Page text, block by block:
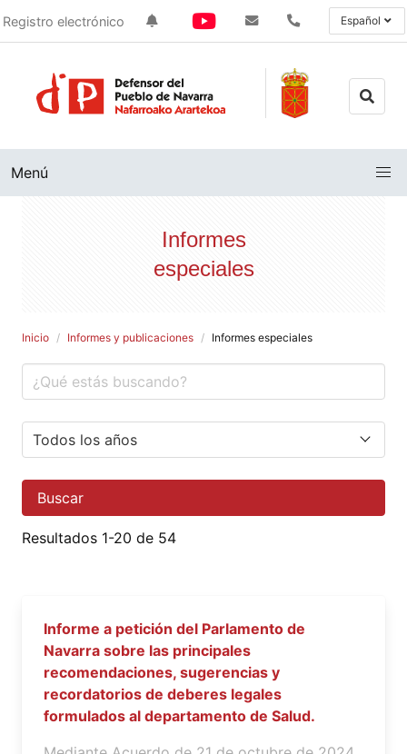
Registro electrónico Español
Menú
Informes
especiales
Inicio Informes y publicaciones Informes especiales
Buscar
Resultados 1-20 de 54
Informe a petición del Parlamento de
Navarra sobre las principales
recomendaciones, sugerencias y
recordatorios de deberes legales
formulados al departamento de Salud.